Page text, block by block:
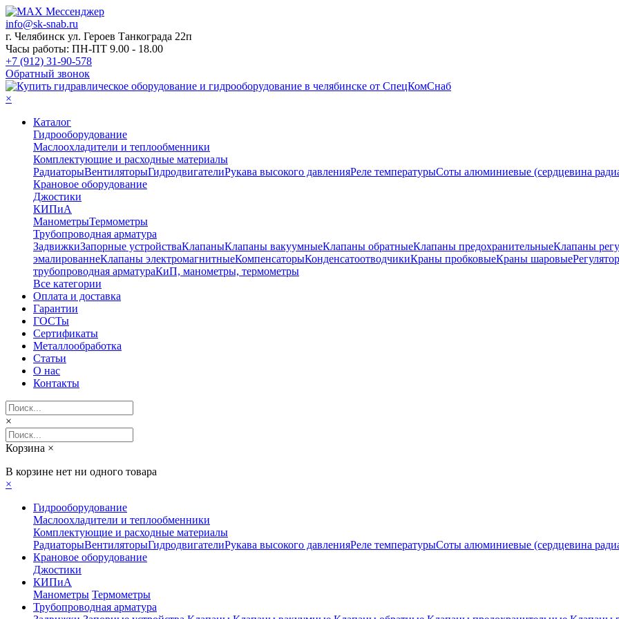
info@sk-snab.ru
г. Челябинск ул. Героев Танкограда 22п
Часы работы: ПН-ПТ 9.00 - 18.00
+7 (912) 31-90-578
Обратный звонок
×
Каталог
Гидрооборудование
Маслоохладители и теплообменники
Комплектующие и расходные материалы
РадиаторыВентиляторыГидродвигателиРукава высокого давленияРеле температурыСоты алюминиевые (сердцевина
Крановое оборудование
Джостики
КИПиА
МанометрыТермометры
Трубопроводная арматура
ЗадвижкиЗапорные устройстваКлапаныКлапаны вакуумныеКлапаны обратныеКлапаны предохранительныеКлапаны
эмалированнеКлапаны электромагнитныеКомпенсаторыКонденсатоотводчикиКраны пробковыеКраны шаровые
трубопроводная арматураКиП, манометры, термометры
Все категории
Оплата и доставка
Гарантии
ГОСТы
Сертификаты
Металлообработка
Статьи
О нас
Контакты
×
Корзина ×
В корзине нет ни одного товара
×
Гидрооборудование
Маслоохладители и теплообменники
Комплектующие и расходные материалы
РадиаторыВентиляторыГидродвигателиРукава высокого давленияРеле температурыСоты алюминиевые (сердцевина
Крановое оборудование
Джостики
КИПиА
Манометры Термометры
Трубопроводная арматура